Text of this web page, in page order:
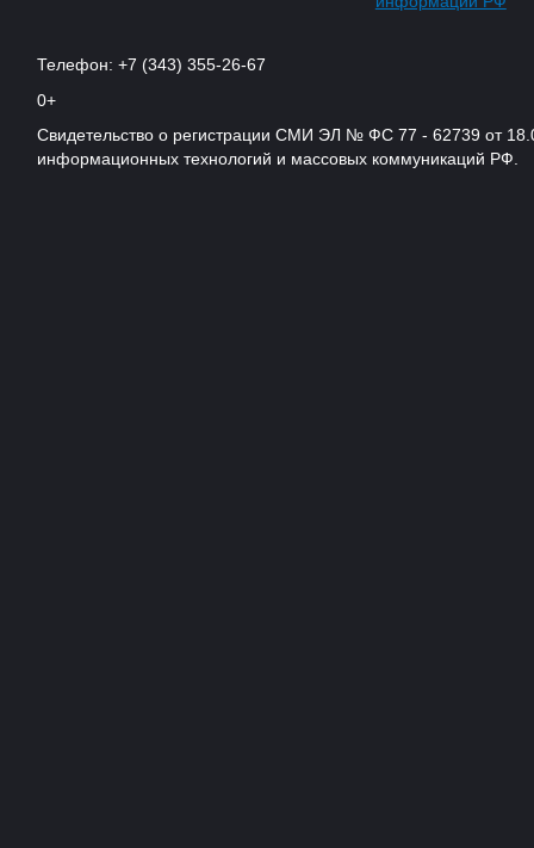
Телефон: +7 (343) 355-26-67
0+
Свидетельство о регистрации СМИ ЭЛ № ФС 77 - 62739 от
информационных технологий и массовых коммуникаций РФ.